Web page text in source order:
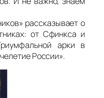
рассказывает о
от Сфинкса и
арки в
России».